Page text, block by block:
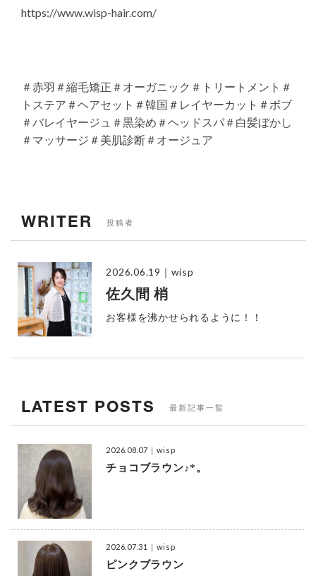
https://www.wisp-hair.com/
＃赤羽＃縮毛矯正＃オーガニック＃トリートメント＃
トステア＃ヘアセット＃韓国＃レイヤーカット＃ボブ
＃バレイヤージュ＃黒染め＃ヘッドスパ＃白髪ぼかし
＃マッサージ＃美肌診断＃オージュア
WRITER 投稿者
2026.06.19 ｜wisp
佐久間 梢
お客様を沸かせられるように！！
LATEST POSTS 最新記事一覧
2026.08.07 ｜wisp
チョコブラウン♪*。
2026.07.31 ｜wisp
ピンクブラウン